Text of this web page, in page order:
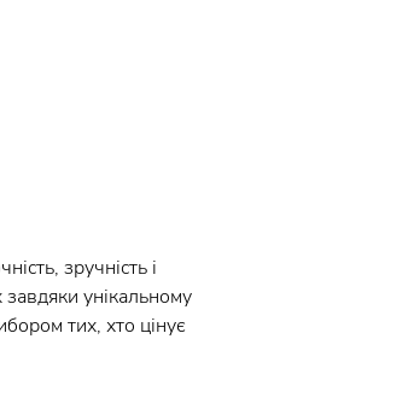
зручність і
унікальному
тих, хто цінує